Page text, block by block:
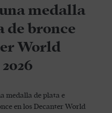
medalla
de bronce
World
medalla de plata e
en los Decanter World